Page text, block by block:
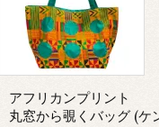
アフリカンプリント
丸窓から覗くバッグ (ケンテ